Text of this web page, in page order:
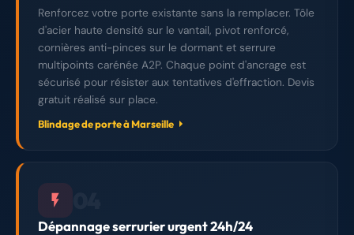
Renforcez votre porte existante sans la remplacer. Tôle
d'acier haute densité sur le vantail, pivot renforcé,
cornières anti-pinces sur le dormant et serrure
multipoints carénée A2P. Chaque point d'ancrage est
sécurisé pour résister aux tentatives d'effraction. Devis
gratuit réalisé sur place.
Blindage de porte à Marseille
Dépannage serrurier urgent 24h/24